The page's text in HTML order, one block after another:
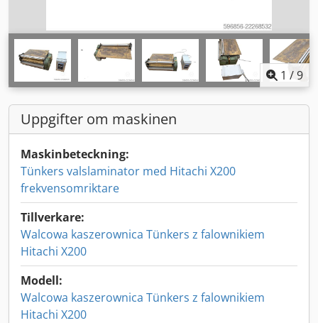
1 /9
Uppgifter om maskinen
Maskinbeteckning:
Tünkers valslaminator med Hitachi X200
frekvensomriktare
Tillverkare:
Walcowa kaszerownica Tünkers z falownikiem
Hitachi X200
Modell:
Walcowa kaszerownica Tünkers z falownikiem
Hitachi X200